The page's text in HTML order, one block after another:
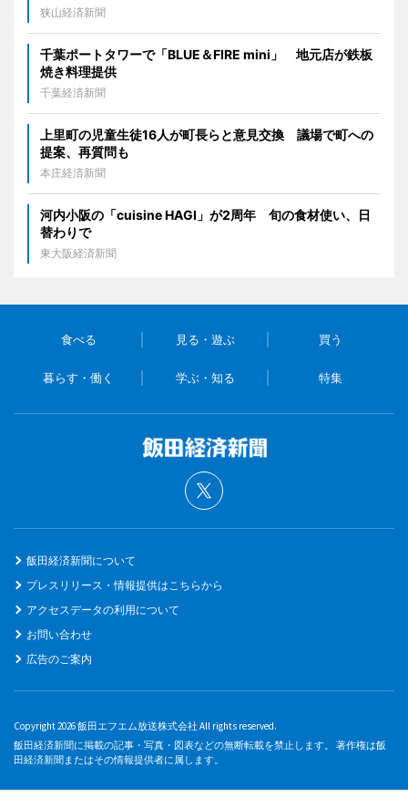
狭山経済新聞
千葉ポートタワーで「BLUE＆FIRE mini」 地元店が鉄板
焼き料理提供
千葉経済新聞
上里町の児童生徒16人が町長らと意見交換 議場で町への
提案、再質問も
本庄経済新聞
河内小阪の「cuisine HAGI」が2周年 旬の食材使い、日
替わりで
東大阪経済新聞
食べる 見る・遊ぶ 買う
暮らす・働く 学ぶ・知る 特集
飯田経済新聞について
プレスリリース・情報提供はこちらから
アクセスデータの利用について
お問い合わせ
広告のご案内
Copyright 2026 飯田エフエム放送株式会社 All rights reserved.
飯田経済新聞に掲載の記事・写真・図表などの無断転載を禁止します。 著作権は飯
田経済新聞またはその情報提供者に属します。